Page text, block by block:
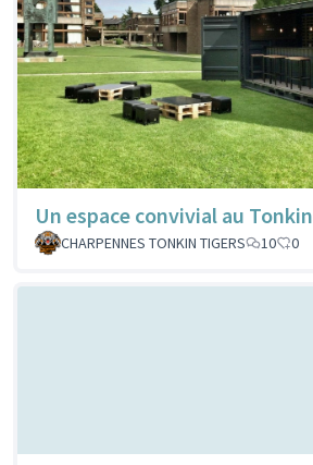
Un espace convivial au Tonkin
CHARPENNES TONKIN TIGERS
10 0